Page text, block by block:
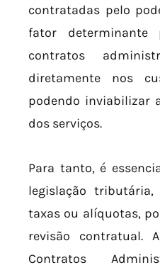
contratadas pelo
fator
contratos
diretamente nos
podendo inviabilizar
dos serviços.
Para tanto, é
legislação
taxas ou alíquotas,
revisão contratual.
Contratos